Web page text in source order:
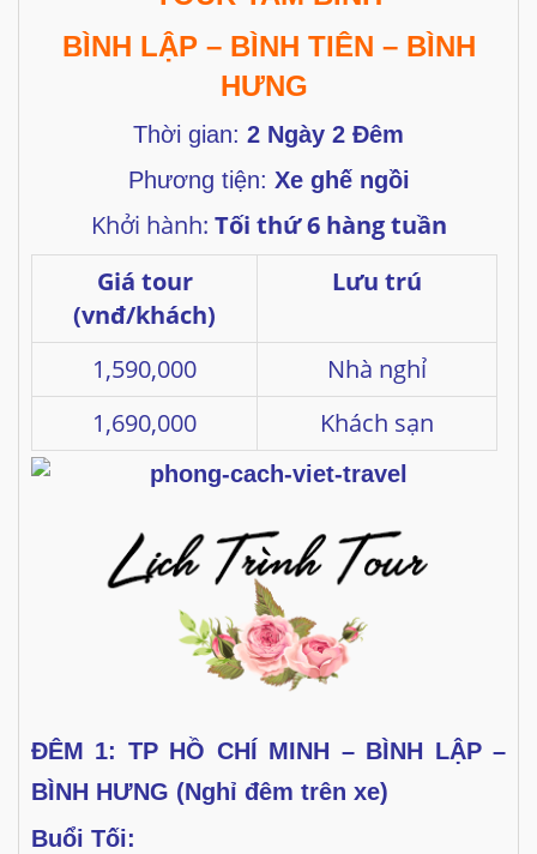
BÌNH LẬP – BÌNH TIÊN – BÌNH
HƯNG
Thời gian: 2 Ngày 2 Đêm
Phương tiện: Xe ghế ngồi
Khởi hành: Tối thứ 6 hàng tuần
Giá tour
(vnđ/khách)
Lưu trú
1,590,000
Nhà nghỉ
1,690,000
Khách sạn
ĐÊM 1: TP HỒ CHÍ MINH – BÌNH LẬP –
BÌNH HƯNG (Nghỉ đêm trên xe)
Buổi Tối: